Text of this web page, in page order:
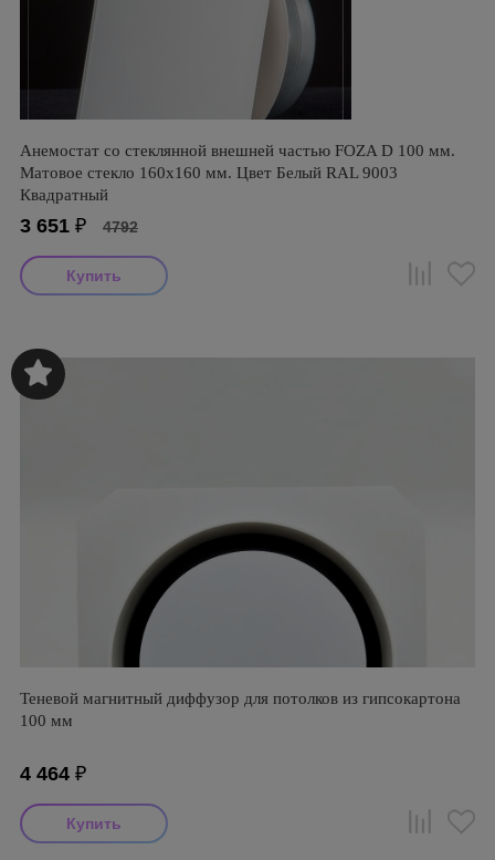
Анемостат со стеклянной внешней частью FOZA D 100 мм.
Матовое стекло 160х160 мм. Цвет Белый RAL 9003
Квадратный
3 651 ₽ 4792
Теневой магнитный диффузор для потолков из гипсокартона
100 мм
4 464 ₽